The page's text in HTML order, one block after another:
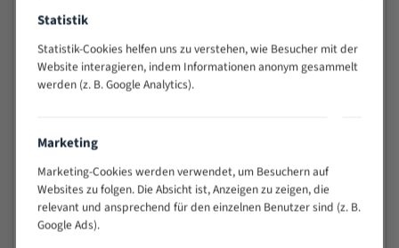
Widerstandsfähig gegen Zahnbruch auch bei
wechselnde Verbindungslängen)
Sehr geringe Vibration
Technische Beschreibung:
Positiver Spanwinkel
Bandkörper aus hochlegiertem Federstahl
Legierte HSS-beschichtete Zahnspitzen
Statistik
Statistik-Cookies helfen uns zu verstehen, wie Besucher mit der
Website interagieren, indem Informationen anonym gesammelt
werden (z. B. Google Analytics).
Marketing
Marketing-Cookies werden verwendet, um Besuchern auf
Websites zu folgen. Die Absicht ist, Anzeigen zu zeigen, die
relevant und ansprechend für den einzelnen Benutzer sind (z. B.
Google Ads).